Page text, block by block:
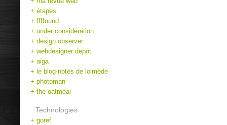
+ étapes
+ ffffound
+ under consideration
+ design observer
+ webdesigner depot
+ aiga
+ le blog-notes de lolmède
+ photoman
+ the oatmeal
Technologies
+ goref